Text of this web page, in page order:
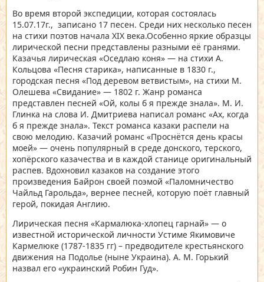
Во время второй экспедиции, которая состоялась
15.07.17г., записано 17 песен. Среди них несколько песен
на стихи поэтов начала XIX века.Особенно яркие образцы
лирической песни представлены разными её гранями.
Казачья лирическая «Оседлаю коня» — на стихи А.
Кольцова «Песня старика», написанные в 1830 г.,
городская песня «Под деревом ветвистым», на стихи М.
Олешева «Свидание» — 1802 г. Жанр романса
представлен песней «Ой, колы б я прежде знала». М. И.
Глинка на слова И. Дмитриева написал романс «Ах, когда
б я прежде знала». Текст романса казаки распели на
свою мелодию. Казачий романс «Проснётся день красы
моей» — очень популярный в среде донского, терского,
хопёрского казачества и в каждой станице оригинальный
распев. Вдохновил казаков на создание этого
произведения Байрон своей поэмой «Паломничество
Чайльд Гарольда», вернее песней, которую поёт главный
герой, покидая Англию.
Лирическая песня «Кармалюка-хлопец гарнай» — о
известной исторической личности Устиме Якимовиче
Кармелюке (1787-1835 гг) – предводителе крестьянского
движения на Подолье (ныне Украина). А. М. Горький
назвал его «украинский Робин Гуд».